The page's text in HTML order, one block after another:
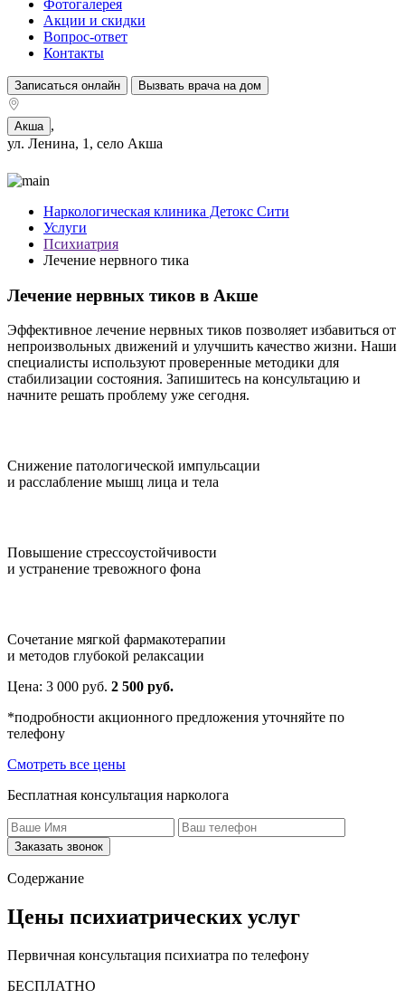
Фотогалерея
Акции и скидки
Вопрос-ответ
Контакты
Записаться онлайн Вызвать врача на дом
Акша ,
ул. Ленина, 1, село Акша
Наркологическая клиника Детокс Сити
Услуги
Психиатрия
Лечение нервного тика
Лечение нервных тиков в Акше
Эффективное лечение нервных тиков позволяет избавиться от
непроизвольных движений и улучшить качество жизни. Наши
специалисты используют проверенные методики для
стабилизации состояния. Запишитесь на консультацию и
начните решать проблему уже сегодня.
Снижение патологической импульсации
и расслабление мышц лица и тела
Повышение стрессоустойчивости
и устранение тревожного фона
Сочетание мягкой фармакотерапии
и методов глубокой релаксации
Цена: 3 000 руб. 2 500 руб.
*подробности акционного предложения уточняйте по
телефону
Смотреть все цены
Бесплатная консультация нарколога
Заказать звонок
Содержание
Цены психиатрических услуг
Первичная консультация психиатра по телефону
БЕСПЛАТНО